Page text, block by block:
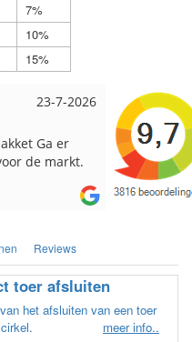
7%
10%
15%
17-7-2026
en
over
Loes uit
Snelle
Reviews
toer afsluiten
het afsluiten van een toer
meer info..